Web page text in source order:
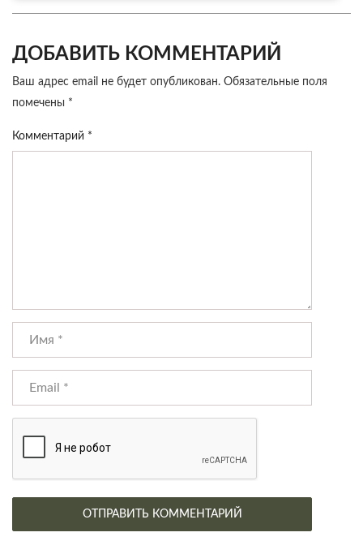
ДОБАВИТЬ КОММЕНТАРИЙ
Ваш адрес email не будет опубликован. Обязательные поля
помечены *
Комментарий *